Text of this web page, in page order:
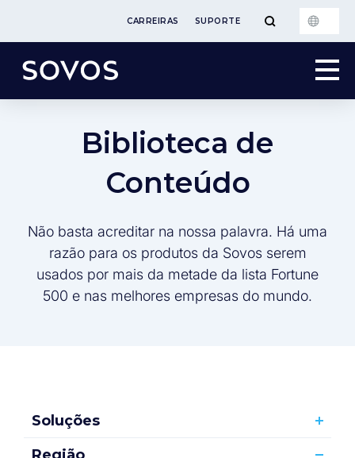
CARREIRAS SUPORTE
Biblioteca de
Conteúdo
Não basta acreditar na nossa palavra. Há uma
razão para os produtos da Sovos serem
usados por mais da metade da lista Fortune
500 e nas melhores empresas do mundo.
Soluções